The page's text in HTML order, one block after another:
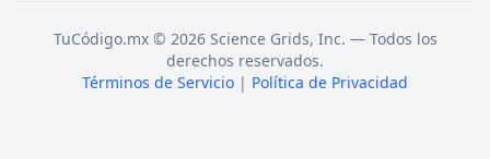
TuCódigo.mx © 2026 Science Grids, Inc. — Todos los
derechos reservados.
Términos de Servicio | Política de Privacidad